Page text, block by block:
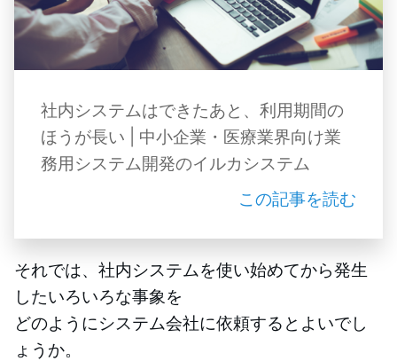
社内システムはできたあと、利用期間の
ほうが長い | 中小企業・医療業界向け業
務用システム開発のイルカシステム
この記事を読む
それでは、社内システムを使い始めてから発生
したいろいろな事象を
どのようにシステム会社に依頼するとよいでし
ょうか。